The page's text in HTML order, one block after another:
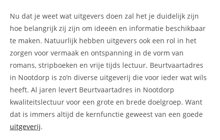
Nu dat je weet wat uitgevers doen zal het je duidelijk zijn
hoe belangrijk zij zijn om ideeën en informatie beschikbaar
te maken. Natuurlijk hebben uitgevers ook een rol in het
zorgen voor vermaak en ontspanning in de vorm van
romans, stripboeken en vrije tijds lectuur. Beurtvaartadres
in Nootdorp is zo’n diverse uitgeverij die voor ieder wat wils
heeft. Al jaren levert Beurtvaartadres in Nootdorp
kwaliteitslectuur voor een grote en brede doelgroep. Want
dat is immers altijd de kernfunctie geweest van een goede
uitgeverij.